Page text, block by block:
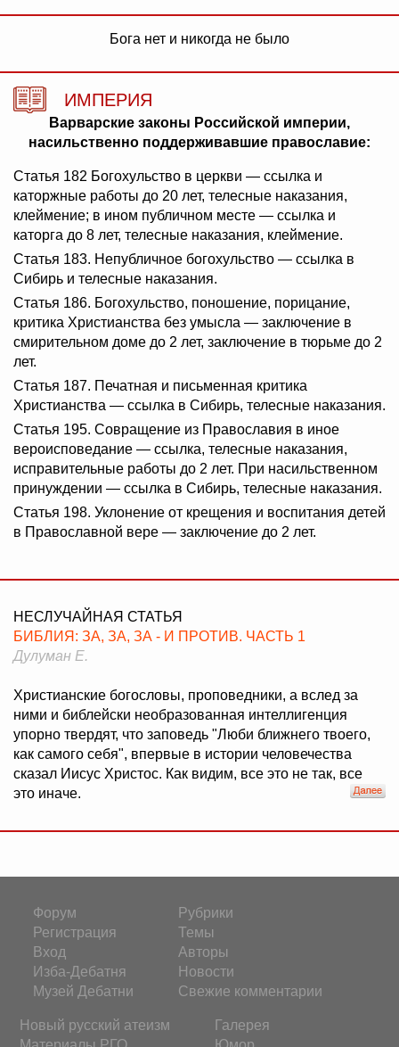
Бога нет и никогда не было
ИМПЕРИЯ
Варварские законы Российской империи,
насильственно поддерживавшие православие:
Статья 182 Богохульство в церкви — ссылка и
каторжные работы до 20 лет, телесные наказания,
клеймение; в ином публичном месте — ссылка и
каторга до 8 лет, телесные наказания, клеймение.
Статья 183. Непубличное богохульство — ссылка в
Сибирь и телесные наказания.
Статья 186. Богохульство, поношение, порицание,
критика Христианства без умысла — заключение в
смирительном доме до 2 лет, заключение в тюрьме до 2
лет.
Статья 187. Печатная и письменная критика
Христианства — ссылка в Сибирь, телесные наказания.
Статья 195. Совращение из Православия в иное
вероисповедание — ссылка, телесные наказания,
исправительные работы до 2 лет. При насильственном
принуждении — ссылка в Сибирь, телесные наказания.
Статья 198. Уклонение от крещения и воспитания детей
в Православной вере — заключение до 2 лет.
НЕСЛУЧАЙНАЯ СТАТЬЯ
БИБЛИЯ: ЗА, ЗА, ЗА - И ПРОТИВ. ЧАСТЬ 1
Дулуман Е.
Христианские богословы, проповедники, а вслед за
ними и библейски необразованная интеллигенция
упорно твердят, что заповедь "Люби ближнего твоего,
как самого себя", впервые в истории человечества
сказал Иисус Христос. Как видим, все это не так, все
это иначе.
Форум
Регистрация
Вход
Изба-Дебатня
Музей Дебатни
Рубрики
Темы
Авторы
Новости
Свежие комментарии
Новый русский атеизм
Галерея